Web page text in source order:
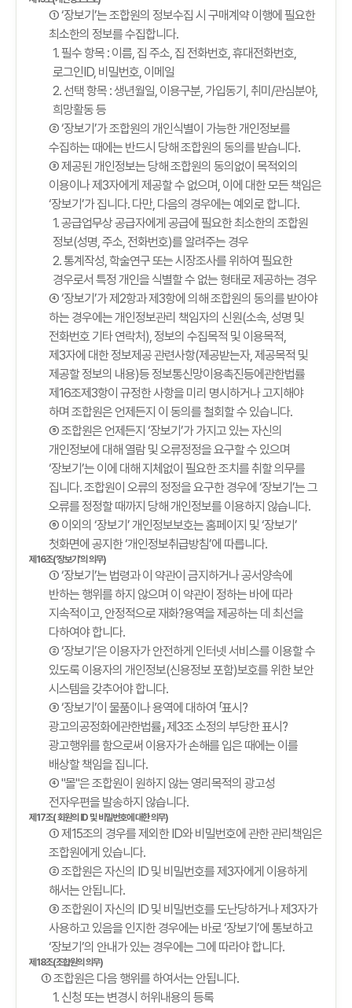
① ‘장보기’는 조합원의 정보수집 시 구매계약 이행에 필요한
최소한의 정보를 수집합니다.
1. 필수 항목 : 이름, 집 주소, 집 전화번호, 휴대전화번호,
로그인ID, 비밀번호, 이메일
2. 선택 항목 : 생년월일, 이용구분, 가입동기, 취미/관심분야,
희망활동 등
② ‘장보기’가 조합원의 개인식별이 가능한 개인정보를
수집하는 때에는 반드시 당해 조합원의 동의를 받습니다.
③ 제공된 개인정보는 당해 조합원의 동의없이 목적외의
이용이나 제3자에게 제공할 수 없으며, 이에 대한 모든 책임은
‘장보기’가 집니다. 다만, 다음의 경우에는 예외로 합니다.
1. 공급업무상 공급자에게 공급에 필요한 최소한의 조합원
정보(성명, 주소, 전화번호)를 알려주는 경우
2. 통계작성, 학술연구 또는 시장조사를 위하여 필요한
경우로서 특정 개인을 식별할 수 없는 형태로 제공하는 경우
④ ‘장보기’가 제2항과 제3항에 의해 조합원의 동의를 받아야
하는 경우에는 개인정보관리 책임자의 신원(소속, 성명 및
전화번호 기타 연락처), 정보의 수집목적 및 이용목적,
제3자에 대한 정보제공 관련사항(제공받는자, 제공목적 및
제공할 정보의 내용)등 정보통신망이용촉진등에관한법률
제16조제3항이 규정한 사항을 미리 명시하거나 고지해야
하며 조합원은 언제든지 이 동의를 철회할 수 있습니다.
⑤ 조합원은 언제든지 ‘장보기’가 가지고 있는 자신의
개인정보에 대해 열람 및 오류정정을 요구할 수 있으며
‘장보기’는 이에 대해 지체없이 필요한 조치를 취할 의무를
집니다. 조합원이 오류의 정정을 요구한 경우에 ‘장보기’는 그
오류를 정정할 때까지 당해 개인정보를 이용하지 않습니다.
⑥ 이외의 ‘장보기’ 개인정보보호는 홈페이지 및 ‘장보기’
첫화면에 공지한 ‘개인정보취급방침’에 따릅니다.
제16조(‘장보기’의 의무)
① ‘장보기’는 법령과 이 약관이 금지하거나 공서양속에
반하는 행위를 하지 않으며 이 약관이 정하는 바에 따라
지속적이고, 안정적으로 재화?용역을 제공하는 데 최선을
다하여야 합니다.
② ‘장보기’은 이용자가 안전하게 인터넷 서비스를 이용할 수
있도록 이용자의 개인정보(신용정보 포함)보호를 위한 보안
시스템을 갖추어야 합니다.
③ ‘장보기’이 물품이나 용역에 대하여 「표시?
광고의공정화에관한법률」 제3조 소정의 부당한 표시?
광고행위를 함으로써 이용자가 손해를 입은 때에는 이를
배상할 책임을 집니다.
④ "몰"은 조합원이 원하지 않는 영리목적의 광고성
전자우편을 발송하지 않습니다.
제17조( 회원의 ID 및 비밀번호에 대한 의무)
① 제15조의 경우를 제외한 ID와 비밀번호에 관한 관리책임은
조합원에게 있습니다.
② 조합원은 자신의 ID 및 비밀번호를 제3자에게 이용하게
해서는 안됩니다.
③ 조합원이 자신의 ID 및 비밀번호를 도난당하거나 제3자가
사용하고 있음을 인지한 경우에는 바로 ‘장보기’에 통보하고
‘장보기’의 안내가 있는 경우에는 그에 따라야 합니다.
제18조(조합원의 의무)
① 조합원은 다음 행위를 하여서는 안됩니다.
1. 신청 또는 변경시 허위내용의 등록